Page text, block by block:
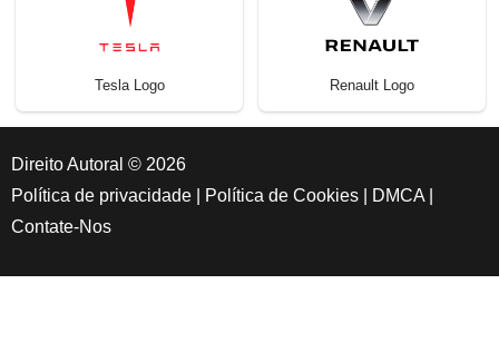
Tesla Logo Renault Logo
Direito Autoral © 2026
Política de privacidade
Política de Cookies DMCA
Contate-Nos